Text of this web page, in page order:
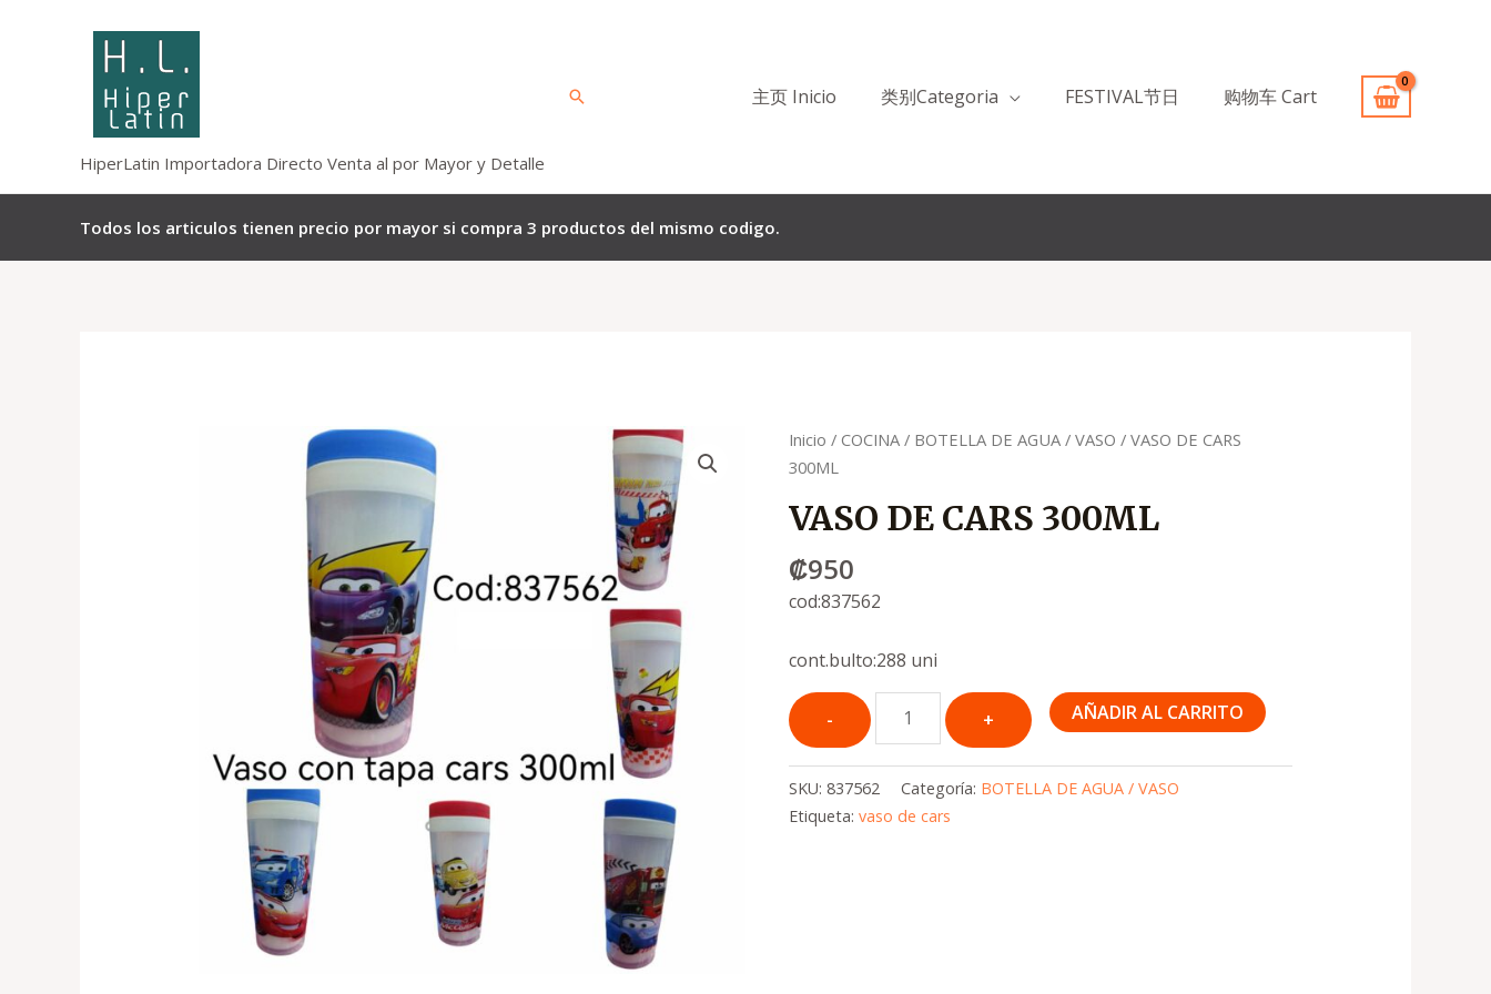
HiperLatin Importadora Directo Venta al por Mayor y Detalle
Buscar 主页 Inicio 类别Categoria FESTIVAL节日 购物车 Cart
Todos los articulos tienen precio por mayor si compra 3 productos del mismo codigo.
Inicio / COCINA / BOTELLA DE AGUA / VASO / VASO DE CARS
300ML
VASO DE CARS 300ML
₡950
cod:837562
cont.bulto:288 uni
Quantity
AÑADIR AL CARRITO
SKU:837562 Categoría: BOTELLA DE AGUA / VASO
Etiqueta:vaso de cars